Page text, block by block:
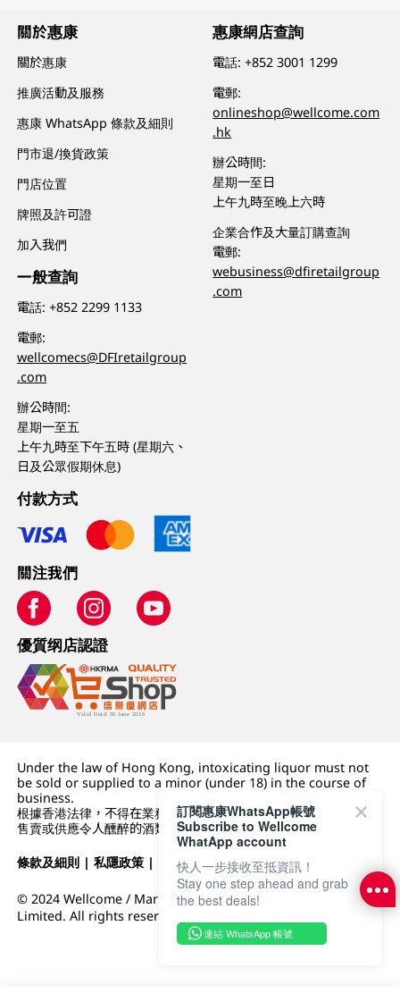
關於惠康
關於惠康
推廣活動及服務
惠康 WhatsApp 條款及細則
門市退/換貨政策
門店位置
牌照及許可證
加入我們
一般查詢
電話:+852 2299 1133
電郵:
wellcomecs@DFIretailgroup
.com
辦公時間:
星期一至五
上午九時至下午五時 (星期六、
日及公眾假期休息)
惠康網店查詢
電話:+852 3001 1299
電郵:
onlineshop@wellcome.com
.hk
辦公時間:
星期一至日
上午九時至晚上六時
企業合作及大量訂購查詢
電郵:
webusiness@dfiretailgroup
.com
付款方式
關注我們
優質纲店認證
Under the law of Hong Kong, intoxicating liquor must not
be sold or supplied to a minor (under 18) in the course of
business.
根據香港法律，不得在業務過程中，向未成年人 (18 歲以下人士)
售賣或供應令人醺醉的酒類。
條款及細則 |私隱政策 | DFI零售集團
© 2024 Wellcome / Market Place. The Dairy Farm Company
Limited. All rights reserved.
訂閱惠康WhatsApp帳號
Subscribe to Wellcome
WhatApp account
快人一步接收至抵資訊！
Stay one step ahead and grab
the best deals!
連結 WhatsApp 帳號